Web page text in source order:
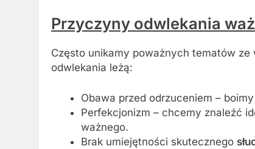
Przyczyny odwlekania
Często unikamy poważnych tematów ze
odwlekania leżą:
Obawa przed odrzuceniem –
Perfekcjonizm – chcemy znaleźć
ważnego.
Brak umiejętności skutecznego